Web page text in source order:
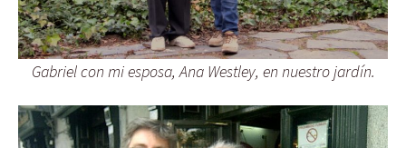
Gabriel con mi esposa, Ana Westley, en nuestro jardín.